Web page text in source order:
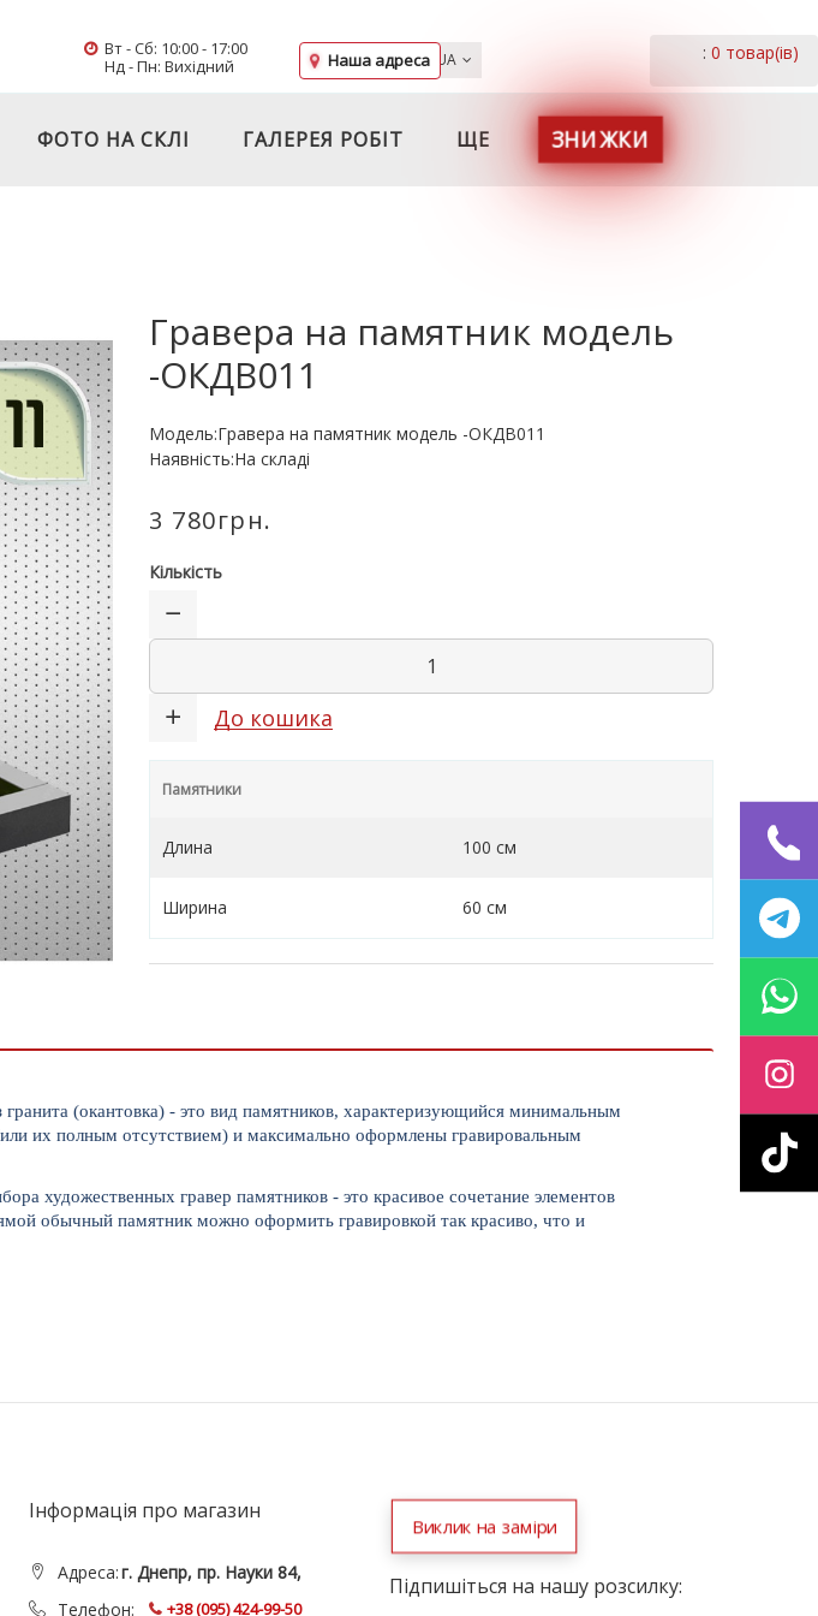
Наша адреса : 0 товар(ів)
Вт - Сб: 10:00 - 17:00
Нд - Пн: Вихідний
UA
ФОТО НА СКЛІ ГАЛЕРЕЯ РОБІТ ЩЕ ЗНИЖКИ
Гравера на памятник модель
-ОКДВ011
Модель:Гравера на памятник модель -ОКДВ011
Наявність:На складі
3 780грн.
Кількість
До кошика
Памятники
Длина 100 см
Ширина 60 см
гранита (окантовка) - это вид памятников, характеризующийся минимальным
их полным отсутствием) и максимально оформлены гравировальным
художественных гравер памятников - это красивое сочетание элементов
обычный памятник можно оформить гравировкой так красиво, что и
Інформація про магазин
Адреса:г. Днепр, пр. Науки 84,
Телефон:
+38 (095) 424-99-50
Виклик на заміри
Підпишіться на нашу розсилку: